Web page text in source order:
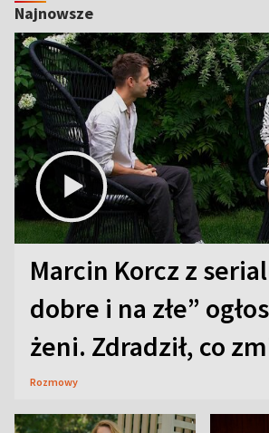
Najnowsze
Marcin Korcz z
dobre i na złe”
żeni. Zdradził, co
Rozmowy